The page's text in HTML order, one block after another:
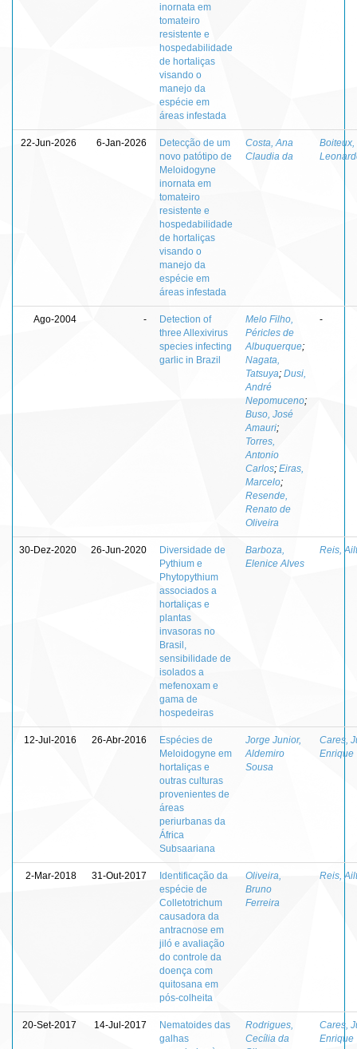
inornata em
tomateiro
resistente e
hospedabilidade
de hortaliças
visando o
manejo da
espécie em
áreas infestada
22-Jun-2026 6-Jan-2026
Detecção de um
novo patótipo de
Meloidogyne
inornata em
tomateiro
resistente e
hospedabilidade
de hortaliças
visando o
manejo da
espécie em
áreas infestada
Costa, Ana
Claudia da
Boiteux,
Ago-2004 -
Detection of
three Allexivirus
species infecting
garlic in Brazil
Melo Filho,
Péricles de
Albuquerque;
Nagata,
Tatsuya; Dusi,
André
Nepomuceno;
Buso, José
Amauri;
Torres,
Antonio
Carlos; Eiras,
Marcelo;
Resende,
Renato de
Oliveira
-
30-Dez-2020 26-Jun-2020
Diversidade de
Pythium e
Phytopythium
associados a
hortaliças e
plantas
invasoras no
Brasil,
sensibilidade de
isolados a
mefenoxam e
gama de
hospedeiras
Barboza,
Elenice Alves
Reis,
12-Jul-2016 26-Abr-2016
Espécies de
Meloidogyne em
hortaliças e
outras culturas
provenientes de
áreas
periurbanas da
África
Subsaariana
Jorge Junior,
Aldemiro
Sousa
Cares,
Enrique
2-Mar-2018 31-Out-2017
Identificação da
espécie de
Colletotrichum
causadora da
antracnose em
jiló e avaliação
do controle da
doença com
quitosana em
pós-colheita
Oliveira,
Bruno
Ferreira
Reis,
20-Set-2017 14-Jul-2017
Nematoides das
galhas
Rodrigues,
Cecília da
Cares,
Enrique